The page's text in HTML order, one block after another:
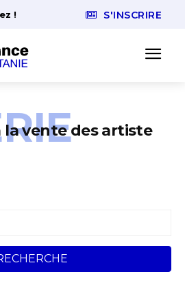
! S'INSCRIRE
vente des artiste